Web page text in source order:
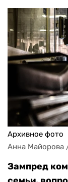
Архивное фото
Анна Майорова
Зампред